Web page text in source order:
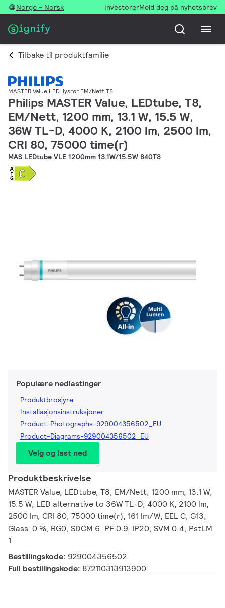
Norge - Norsk InvestorerMeld deg på nyhetsbrev
Tilbake til produktfamilie
MASTER Value LED-lysrør EM/Nett T8
Philips MASTER Value, LEDtube, T8,
EM/Nett, 1200 mm, 13.1 W, 15.5 W,
36W TL-D, 4000 K, 2100 lm, 2500 lm,
CRI 80, 75000 time(r)
MAS LEDtube VLE 1200mm 13.1W/15.5W 840T8
Populære nedlastinger
Produktbrosjyre
Installasjonsinstruksjoner
Product-Photographs-929004356502_EU
Product-Diagrams-929004356502_EU
Velg og last ned
Produktbeskrivelse
MASTER Value, LEDtube, T8, EM/Nett, 1200 mm, 13.1 W,
15.5 W, LED alternative to 36W TL-D, 4000 K, 2100 lm,
2500 lm, CRI 80, 75000 time(r), 161 lm/W, EEL C, G13,
Glass, 0 %, RG0, SDCM 6, PF 0.9, IP20, SVM 0.4, PstLM
1
Bestillingskode: 929004356502
Full bestillingskode: 872110313913900